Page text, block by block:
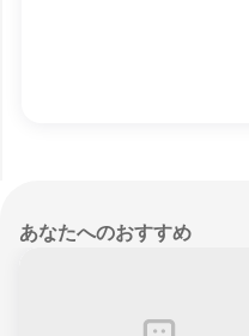
あなたへのおすすめ